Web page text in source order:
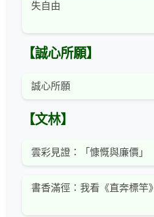
失自由
【誠心所願】
誠心所願
【文林】
雲彩見證：「慷慨與廉價」
書香滿徑：我看《直奔標竿》